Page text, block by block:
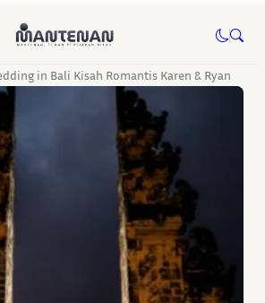
in Bali Kisah Romantis Karen & Ryan